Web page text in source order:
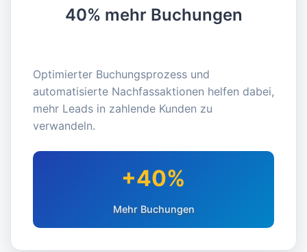
40% mehr Buchungen
Optimierter Buchungsprozess und
automatisierte Nachfassaktionen helfen dabei,
mehr Leads in zahlende Kunden zu
verwandeln.
+40%
Mehr Buchungen